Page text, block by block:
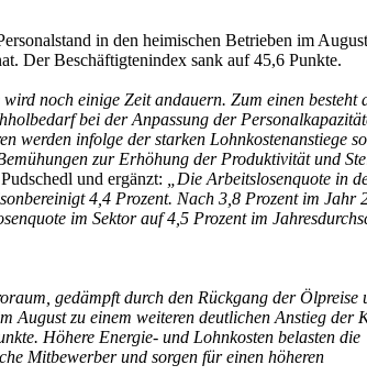
in den heimischen Betrieben im
Der Beschäftigtenindex sank auf 45,6 Punkte.
noch einige Zeit andauern. Zum einen besteht
bei der Anpassung der
werden infolge der starken Lohnkostenanstiege
zur Erhöhung der Produktivität und
und ergänzt:
„Die Arbeitslosenquote in
4,4 Prozent. Nach 3,8 Prozent im Jahr
im Sektor auf 4,5 Prozent im
gedämpft durch den Rückgang der Ölpreise
August zu einem weiteren deutlichen Anstieg der
Höhere Energie- und Lohnkosten belasten die
Mitbewerber und sorgen für einen höheren